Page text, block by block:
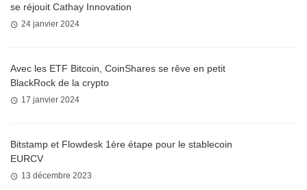
se réjouit Cathay Innovation
24 janvier 2024
Avec les ETF Bitcoin, CoinShares se rêve en petit
BlackRock de la crypto
17 janvier 2024
Bitstamp et Flowdesk 1ère étape pour le stablecoin
EURCV
13 décembre 2023